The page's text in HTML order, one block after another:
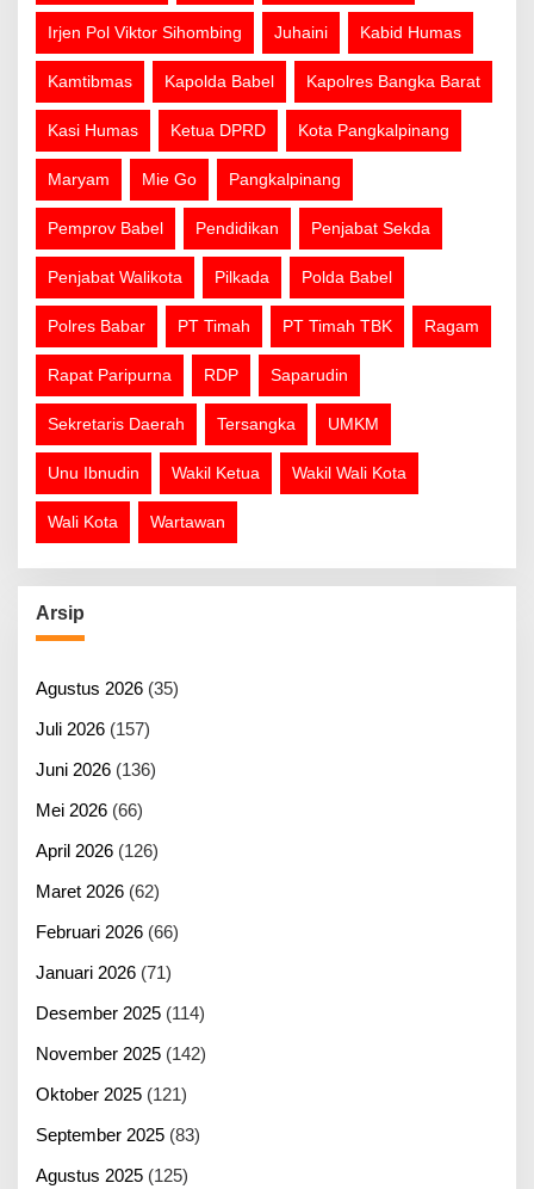
Irjen Pol Viktor Sihombing Juhaini Kabid Humas
Kamtibmas Kapolda Babel Kapolres Bangka Barat
Kasi Humas Ketua DPRD Kota Pangkalpinang
Maryam Mie Go Pangkalpinang
Pemprov Babel Pendidikan Penjabat Sekda
Penjabat Walikota Pilkada Polda Babel
Polres Babar PT Timah PT Timah TBK Ragam
Rapat Paripurna RDP Saparudin
Sekretaris Daerah Tersangka UMKM
Unu Ibnudin Wakil Ketua Wakil Wali Kota
Wali Kota Wartawan
Arsip
Agustus 2026 (35)
Juli 2026 (157)
Juni 2026 (136)
Mei 2026 (66)
April 2026 (126)
Maret 2026 (62)
Februari 2026 (66)
Januari 2026 (71)
Desember 2025 (114)
November 2025 (142)
Oktober 2025 (121)
September 2025 (83)
Agustus 2025 (125)